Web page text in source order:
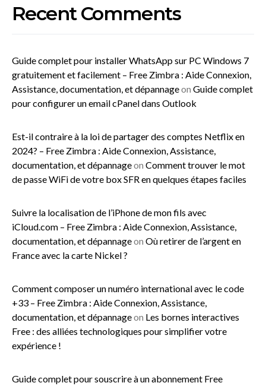
Recent Comments
Guide complet pour installer WhatsApp sur PC Windows 7
gratuitement et facilement – Free Zimbra : Aide Connexion,
Assistance, documentation, et dépannageon Guide complet
pour configurer un email cPanel dans Outlook
Est-il contraire à la loi de partager des comptes Netflix en
2024? – Free Zimbra : Aide Connexion, Assistance,
documentation, et dépannageon Comment trouver le mot
de passe WiFi de votre box SFR en quelques étapes faciles
Suivre la localisation de l’iPhone de mon fils avec
iCloud.com – Free Zimbra : Aide Connexion, Assistance,
documentation, et dépannageon Où retirer de l’argent en
France avec la carte Nickel ?
Comment composer un numéro international avec le code
+33 – Free Zimbra : Aide Connexion, Assistance,
documentation, et dépannageon Les bornes interactives
Free : des alliées technologiques pour simplifier votre
expérience !
Guide complet pour souscrire à un abonnement Free